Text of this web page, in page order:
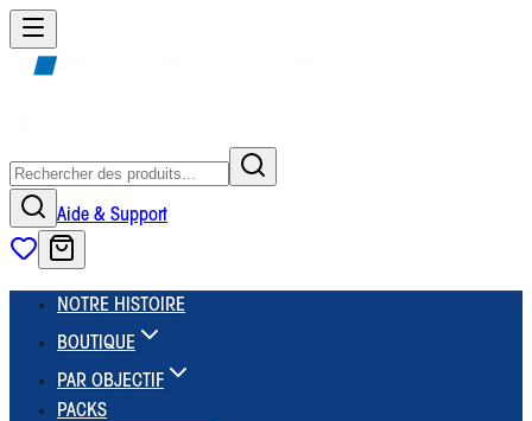
Aide & Support
NOTRE HISTOIRE
BOUTIQUE
PAR OBJECTIF
PACKS